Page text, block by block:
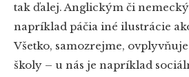
tak ďalej. Anglickým či
napríklad páčia iné ilustrácie
Všetko, samozrejme,
školy – u nás je napríklad